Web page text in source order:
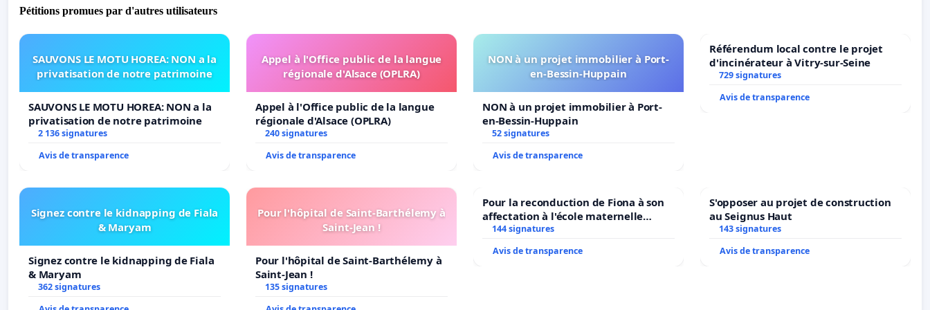
Pétitions promues par d'autres utilisateurs
SAUVONS LE MOTU HOREA: NON a la
privatisation de notre patrimoine
SAUVONS LE MOTU HOREA: NON a la
privatisation de notre patrimoine
2 136 signatures
Avis de transparence
Appel à l'Office public de la langue
régionale d'Alsace (OPLRA)
Appel à l'Office public de la langue
régionale d'Alsace (OPLRA)
240 signatures
Avis de transparence
NON à un projet immobilier à Port-
en-Bessin-Huppain
NON à un projet immobilier à Port-
en-Bessin-Huppain
52 signatures
Avis de transparence
Référendum local contre le projet
d'incinérateur à Vitry-sur-Seine
729 signatures
Avis de transparence
Signez contre le kidnapping de Fiala
& Maryam
Signez contre le kidnapping de Fiala
& Maryam
362 signatures
Pour l'hôpital de Saint-Barthélemy à
Saint-Jean !
Pour l'hôpital de Saint-Barthélemy à
Saint-Jean !
135 signatures
Pour la reconduction de Fiona à son
affectation à l'école maternelle
LAMARTINE auprès de Léo N. en
144 signatures
Avis de transparence
S'opposer au projet de construction
au Seignus Haut
143 signatures
Avis de transparence